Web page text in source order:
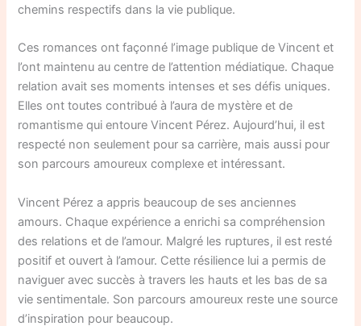
chemins respectifs dans la vie publique.
Ces romances ont façonné l’image publique de Vincent et
l’ont maintenu au centre de l’attention médiatique. Chaque
relation avait ses moments intenses et ses défis uniques.
Elles ont toutes contribué à l’aura de mystère et de
romantisme qui entoure Vincent Pérez. Aujourd’hui, il est
respecté non seulement pour sa carrière, mais aussi pour
son parcours amoureux complexe et intéressant.
Vincent Pérez a appris beaucoup de ses anciennes
amours. Chaque expérience a enrichi sa compréhension
des relations et de l’amour. Malgré les ruptures, il est resté
positif et ouvert à l’amour. Cette résilience lui a permis de
naviguer avec succès à travers les hauts et les bas de sa
vie sentimentale. Son parcours amoureux reste une source
d’inspiration pour beaucoup.